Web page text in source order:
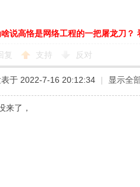
啥说高恪是网络工程的一把屠龙刀？
复 支持 反对
表于 2022-7-16 20:12:34 | 显示全
来了，